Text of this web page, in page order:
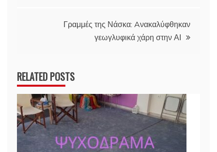
Γραμμές της Νάσκα: Aνακαλύφθηκαν
γεωγλυφικά χάρη στην ΑΙ
RELATED POSTS